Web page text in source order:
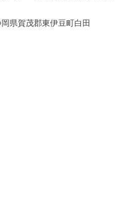
岡県賀茂郡東伊豆町白田